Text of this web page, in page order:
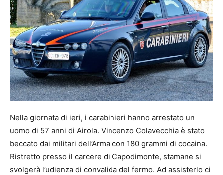
Nella giornata di ieri, i carabinieri hanno arrestato un
uomo di 57 anni di Airola. Vincenzo Colavecchia è stato
beccato dai militari dell’Arma con 180 grammi di cocaina.
Ristretto presso il carcere di Capodimonte, stamane si
svolgerà l’udienza di convalida del fermo. Ad assisterlo ci